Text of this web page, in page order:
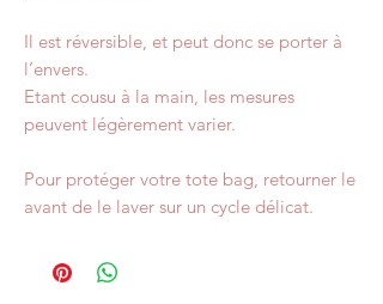
Il est réversible, et peut donc se porter à
l’envers.
Etant cousu à la main, les mesures
peuvent légèrement varier.
Pour protéger votre tote bag, retourner le
avant de le laver sur un cycle délicat.